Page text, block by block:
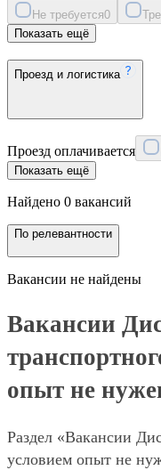
Не требуется0
Показать ещё
Проезд и логистика
Проезд оплачивается
Показать ещё
Найдено 0 вакансий
По релевантности
Вакансии не найдены
Вакансии
опыт не
Раздел «Вакансии
условием опыт не